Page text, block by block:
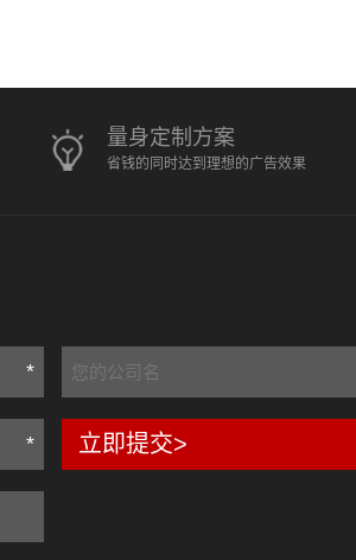
量身定制方案
省钱的同时达到理想的广告效果
*
* 立即提交>